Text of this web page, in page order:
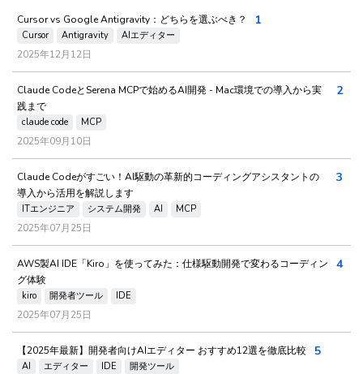
Cursor vs Google Antigravity：どちらを選ぶべき？
Cursor Antigravity AIエディター
2025年12月12日
1
Claude CodeとSerena MCPで始めるAI開発 - Mac環境での導入から実
践まで
claude code MCP
2025年09月10日
2
Claude Codeがすごい！AI駆動の革新的コーディングアシスタントの
導入から活用を解説します
ITエンジニア システム開発 AI MCP
2025年07月25日
3
AWS製AI IDE「Kiro」を使ってみた：仕様駆動開発で変わるコーディン
グ体験
kiro 開発者ツール IDE
2025年07月25日
4
【2025年最新】開発者向けAIエディター おすすめ12選を徹底比較
AI エディター IDE 開発ツール
5